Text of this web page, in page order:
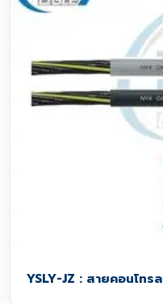
YSLY-JZ : สายคอนโทรล